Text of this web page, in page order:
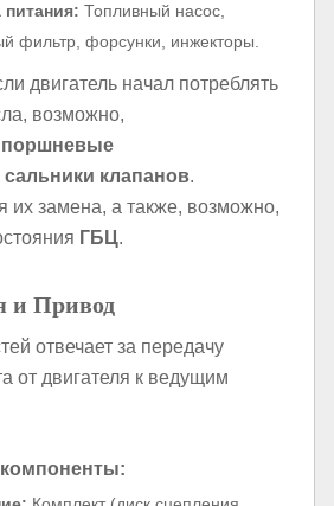
Топливный насос,
фильтр, форсунки, инжекторы.
двигатель начал потреблять
возможно,
поршневые
сальники клапанов.
их замена, а также, возможно,
ГБЦ.
и Привод
отвечает за передачу
от двигателя к ведущим